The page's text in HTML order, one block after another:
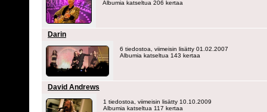
Albumia katseltua 206 kertaa
Darin
6 tiedostoa, viimeisin lisätty 01.02.2007
Albumia katseltua 143 kertaa
David Andrews
1 tiedostoa, viimeisin lisätty 10.10.2009
Albumia katseltua 117 kertaa